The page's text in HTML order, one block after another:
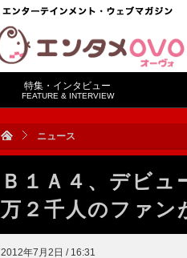
特集・インタビュー
FEATURE & INTERVIEW
ニュース
Ｂ１Ａ４、デビ
万２千人のファン
2012年7月2日 / 16:31